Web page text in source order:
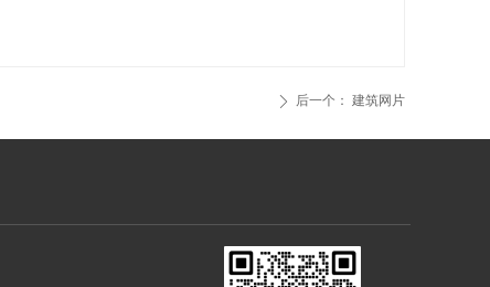
ꄲ 后一个： 建筑网片